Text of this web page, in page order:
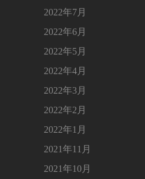
2022年7月
2022年6月
2022年5月
2022年4月
2022年3月
2022年2月
2022年1月
2021年11月
2021年10月